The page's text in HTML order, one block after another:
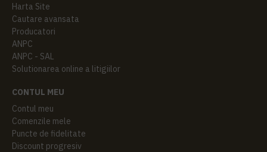
Harta Site
Cautare avansata
Producatori
ANPC
ANPC - SAL
Solutionarea online a litigiilor
CONTUL MEU
Contul meu
Comenzile mele
Puncte de fidelitate
Discount progresiv